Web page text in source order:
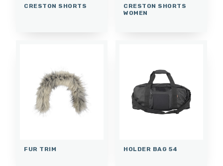
CRESTON SHORTS
CRESTON SHORTS
WOMEN
FUR TRIM HOLDER BAG 54